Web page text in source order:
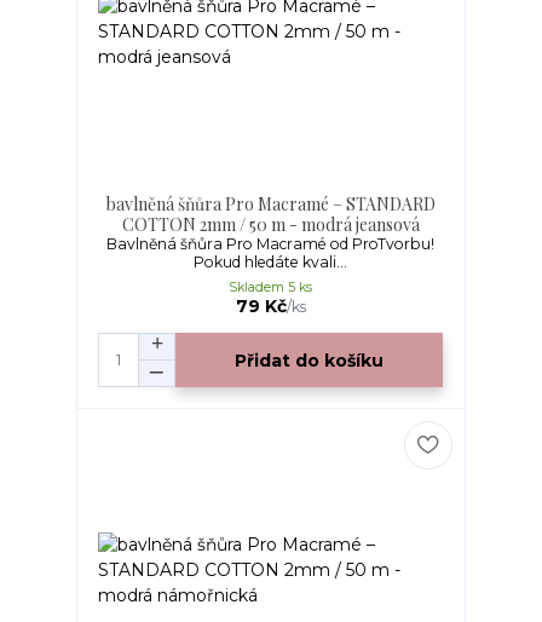
bavlněná šňůra Pro Macramé – STANDARD
COTTON 2mm / 50 m - modrá jeansová
Bavlněná šňůra Pro Macramé od ProTvorbu!
Pokud hledáte kvali...
79 Kč/ks
Skladem 5 ks
Přidat do košíku